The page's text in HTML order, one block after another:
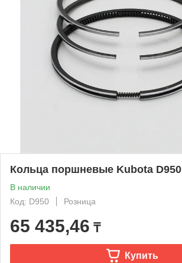
Кольца поршневые Kubota D950
В наличии
Код: D950
Розница
65 435,46 ₸
Купить